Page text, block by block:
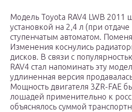
Модель Toyota RAV4 LWB 2011
установкой на 2,4 л (при отдаче
ступенчатым автоматом.
Изменения коснулись
дисков. В связи с
RAV4 стал напоминать эту
удлиненная версия
Мощность двигателя 3ZR-FAE
лошадей применительно к
объяснялось суммой